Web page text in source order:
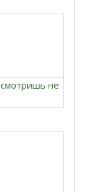
не